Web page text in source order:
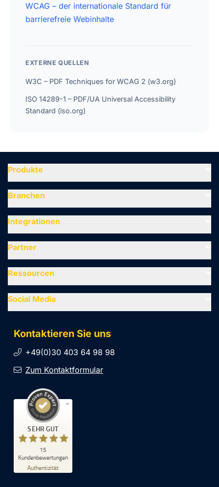
WCAG – der internationale Standard für
barrierefreie Webinhalte
EXTERNE QUELLEN
W3C – PDF Techniques for WCAG 2 (w3.org)
ISO 14289-1 – PDF/UA Universal Accessibility
Standard (iso.org)
Kontaktieren Sie uns
+49(0)30 403 64 98 98
Zum Kontaktformular
SEHR GUT
15
Kundenbewertungen
Authentizität
Kundenbewertungen und Erfahrungen zu
SEHR GUT
4,93
/
5,00
Produkte
Branchen
Integrationen
Partner
Ressourcen
Social Media